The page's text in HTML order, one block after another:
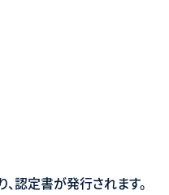
認定書が発行されます。